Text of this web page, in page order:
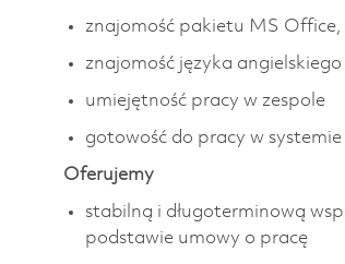
znajomość pakietu MS Office,
znajomość języka
umiejętność pracy w zespole
gotowość do pracy w
Oferujemy
stabilną i długoterminową
podstawie umowy o pracę